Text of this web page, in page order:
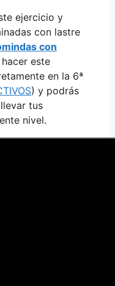
ejercicio y
con lastre
con
este
en la 6ª
) y podrás
tus
nivel.